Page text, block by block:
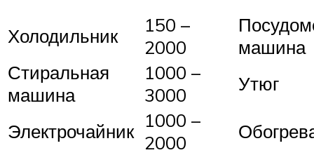
Холодильник
150 –
2000
машина
Стиральная
машина
1000 –
3000
Утюг
Электрочайник 1000 –
2000